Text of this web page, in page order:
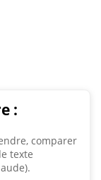
:
comparer
texte